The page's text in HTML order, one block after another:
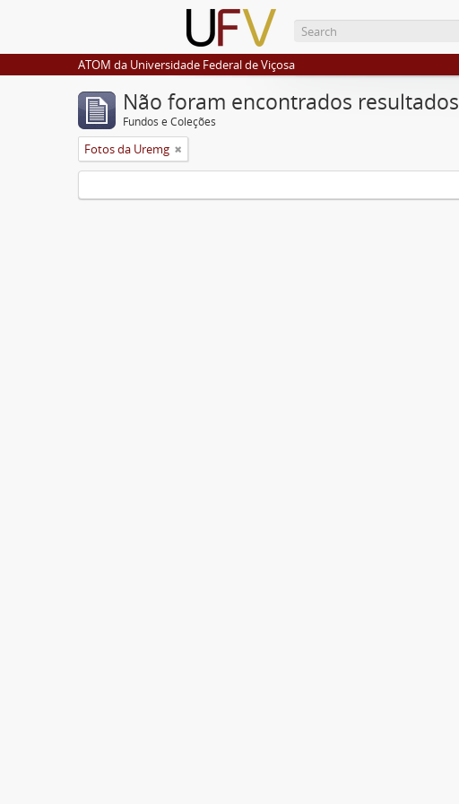
ATOM da Universidade Federal de Viçosa
Não foram encontrados resultados
Fundos e Coleções
Fotos da Uremg